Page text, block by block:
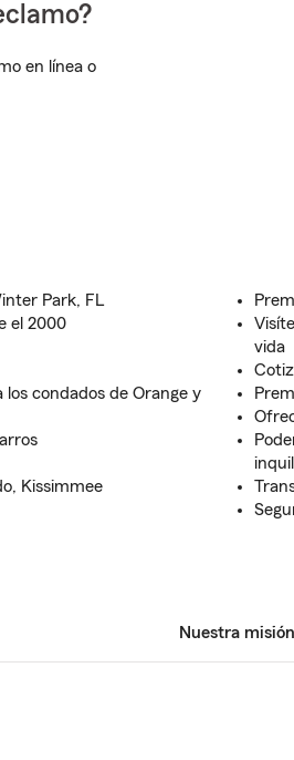
en línea o
Park, FL
el 2000
condados de Orange y
Kissimmee
vida
Nuestra misión